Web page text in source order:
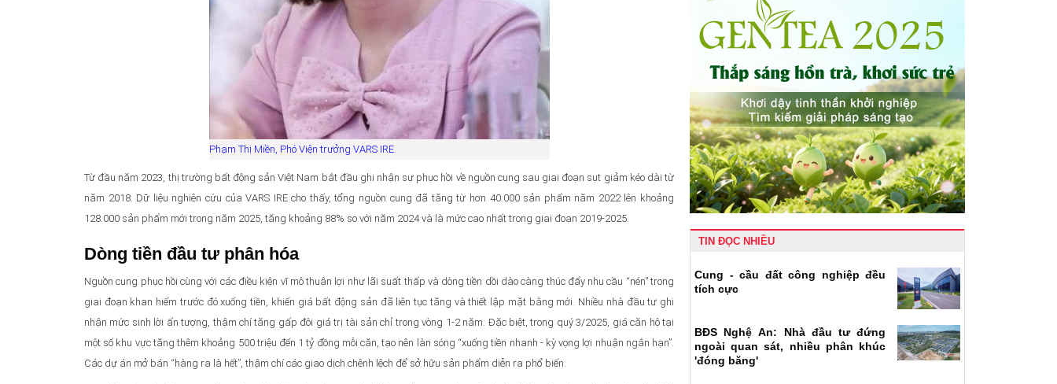
Phạm Thị Miền, Phó Viện trưởng VARS IRE.
Từ đầu năm 2023, thị trường bất động sản Việt Nam bắt đầu ghi nhận sự phục hồi về nguồn cung sau giai đoạn sụt giảm kéo dài từ
năm 2018. Dữ liệu nghiên cứu của VARS IRE cho thấy, tổng nguồn cung đã tăng từ hơn 40.000 sản phẩm năm 2022 lên khoảng
128.000 sản phẩm mới trong năm 2025, tăng khoảng 88% so với năm 2024 và là mức cao nhất trong giai đoạn 2019-2025.
Dòng tiền đầu tư phân hóa
Nguồn cung phục hồi cùng với các điều kiện vĩ mô thuận lợi như lãi suất thấp và dòng tiền dồi dào càng thúc đẩy nhu cầu “nén” trong
giai đoạn khan hiếm trước đó xuống tiền, khiến giá bất động sản đã liên tục tăng và thiết lập mặt bằng mới. Nhiều nhà đầu tư ghi
nhận mức sinh lời ấn tượng, thậm chí tăng gấp đôi giá trị tài sản chỉ trong vòng 1-2 năm. Đặc biệt, trong quý 3/2025, giá căn hộ tại
một số khu vực tăng thêm khoảng 500 triệu đến 1 tỷ đồng mỗi căn, tạo nên làn sóng “xuống tiền nhanh - kỳ vọng lợi nhuận ngắn hạn”.
Các dự án mở bán “hàng ra là hết”, thậm chí các giao dịch chênh lệch để sở hữu sản phẩm diễn ra phổ biến.
TIN ĐỌC NHIỀU
Cung - cầu đất công nghiệp đều
tích cực
BĐS Nghệ An: Nhà đầu tư đứng
ngoài quan sát, nhiều phân khúc
'đóng băng'